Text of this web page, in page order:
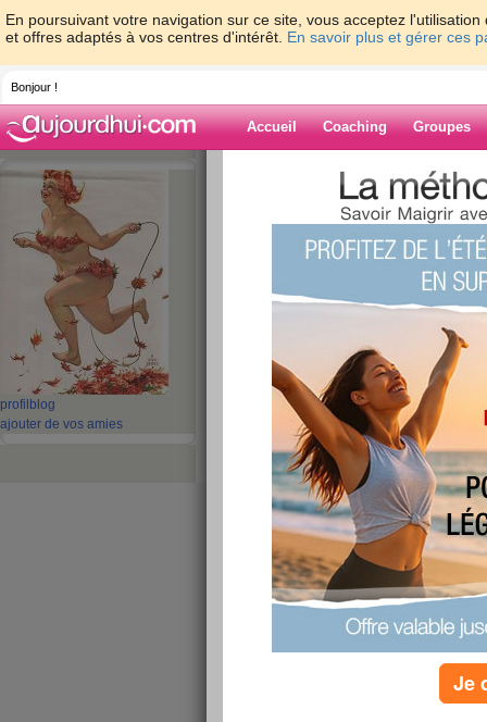
En poursuivant votre navigation sur ce site, vous acceptez
et offres adaptés à vos centres d'intérêt. En savoir plus et gérer ces
Bonjour !
Accueil Coaching Groupes
profil blog
ajouter de vos amies
>
Blog de vivre-
21 - 30 31 - 40 41 - 50
51 -
111 - 120 121 - 130 131 - 140141 - 150 151 - 160
‹ Préc. 161 162 163 164 165
dimanche suite
publié le 09/06/2013 à 10:50
bonjour !! je ne traîne pas car
Belgique" et allons prendre
homme !! zen edith!
puis nous 2 resto !!!
le temps est gris mais je mets
à tout à l'heure et passé un bon
Je